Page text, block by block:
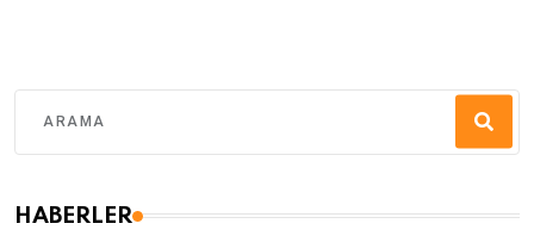
HABERLER